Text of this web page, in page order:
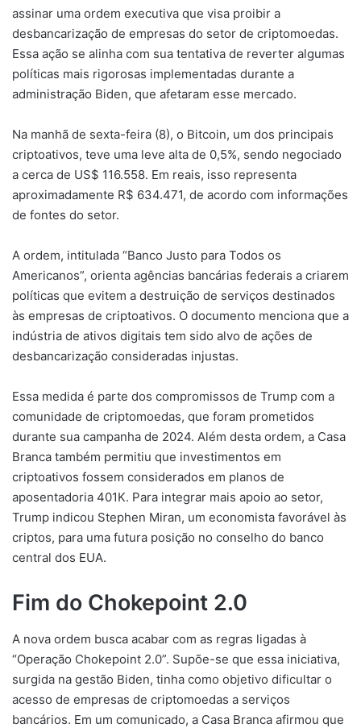
assinar uma ordem executiva que visa proibir a
desbancarização de empresas do setor de criptomoedas.
Essa ação se alinha com sua tentativa de reverter algumas
políticas mais rigorosas implementadas durante a
administração Biden, que afetaram esse mercado.
Na manhã de sexta-feira (8), o Bitcoin, um dos principais
criptoativos, teve uma leve alta de 0,5%, sendo negociado
a cerca de US$ 116.558. Em reais, isso representa
aproximadamente R$ 634.471, de acordo com informações
de fontes do setor.
A ordem, intitulada “Banco Justo para Todos os
Americanos”, orienta agências bancárias federais a criarem
políticas que evitem a destruição de serviços destinados
às empresas de criptoativos. O documento menciona que a
indústria de ativos digitais tem sido alvo de ações de
desbancarização consideradas injustas.
Essa medida é parte dos compromissos de Trump com a
comunidade de criptomoedas, que foram prometidos
durante sua campanha de 2024. Além desta ordem, a Casa
Branca também permitiu que investimentos em
criptoativos fossem considerados em planos de
aposentadoria 401K. Para integrar mais apoio ao setor,
Trump indicou Stephen Miran, um economista favorável às
criptos, para uma futura posição no conselho do banco
central dos EUA.
Fim do Chokepoint 2.0
A nova ordem busca acabar com as regras ligadas à
“Operação Chokepoint 2.0”. Supõe-se que essa iniciativa,
surgida na gestão Biden, tinha como objetivo dificultar o
acesso de empresas de criptomoedas a serviços
bancários. Em um comunicado, a Casa Branca afirmou que